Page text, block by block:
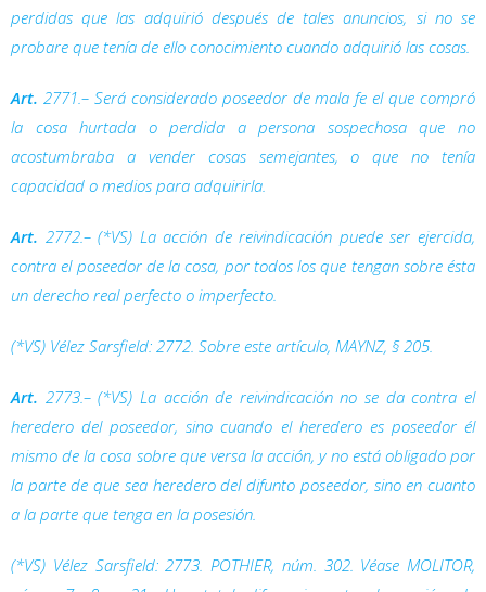
perdidas que las adquirió después de tales anuncios, si no se
probare que tenía de ello conocimiento cuando adquirió las cosas.
Art. 2771.– Será considerado poseedor de mala fe el que compró
la cosa hurtada o perdida a persona sospechosa que no
acostumbraba a vender cosas semejantes, o que no tenía
capacidad o medios para adquirirla.
Art. 2772.– (*VS) La acción de reivindicación puede ser ejercida,
contra el poseedor de la cosa, por todos los que tengan sobre ésta
un derecho real perfecto o imperfecto.
(*VS) Vélez Sarsfield: 2772. Sobre este artículo, MAYNZ, § 205.
Art. 2773.– (*VS) La acción de reivindicación no se da contra el
heredero del poseedor, sino cuando el heredero es poseedor él
mismo de la cosa sobre que versa la acción, y no está obligado por
la parte de que sea heredero del difunto poseedor, sino en cuanto
a la parte que tenga en la posesión.
(*VS) Vélez Sarsfield: 2773. POTHIER, núm. 302. Véase MOLITOR,